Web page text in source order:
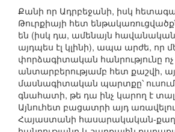
Քանի որ Ադրբեջանի, իսկ
Թուրքիայի հետ
են (իսկ դա, ամենայն
այդպես էլ կլինի), ապա արժե, որ
փորձագիտական հանրությունը ոչ
անտարբերությամբ հետ քաշվի,
մասնագիտական պարտքը՝
գնահատի, թե դա ինչ կարող է
Այնուհետ բացատրի այդ
Հայաստանի հասարակական-